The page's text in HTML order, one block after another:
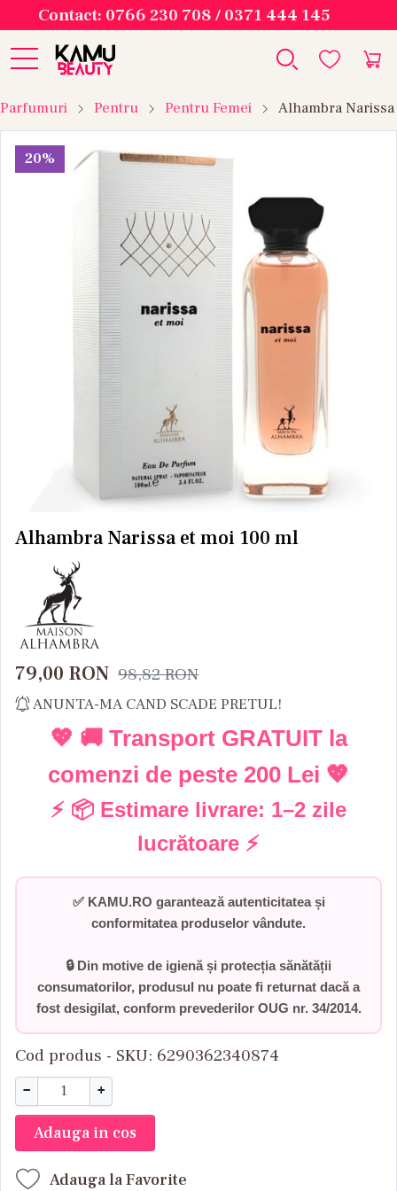
Contact: 0766 230 708 / 0371 444 145
Parfumuri Pentru Pentru Femei Alhambra
20%
Alhambra Narissa et moi 100 ml
79,00 RON 98,82RON
ANUNTA-MA CAND SCADE PRETUL!
💖 🚚 Transport GRATUIT la
comenzi de peste 200 Lei 💖
⚡ 📦 Estimare livrare: 1–2 zile
lucrătoare ⚡
✅ KAMU.RO garantează autenticitatea și
conformitatea produselor vândute.
🔒 Din motive de igienă și protecția sănătății
consumatorilor, produsul nu poate fi returnat dacă a
fost desigilat, conform prevederilor OUG nr. 34/2014.
Cod produs - SKU 6290362340874
− +
Adauga in cos
Adauga la Favorite